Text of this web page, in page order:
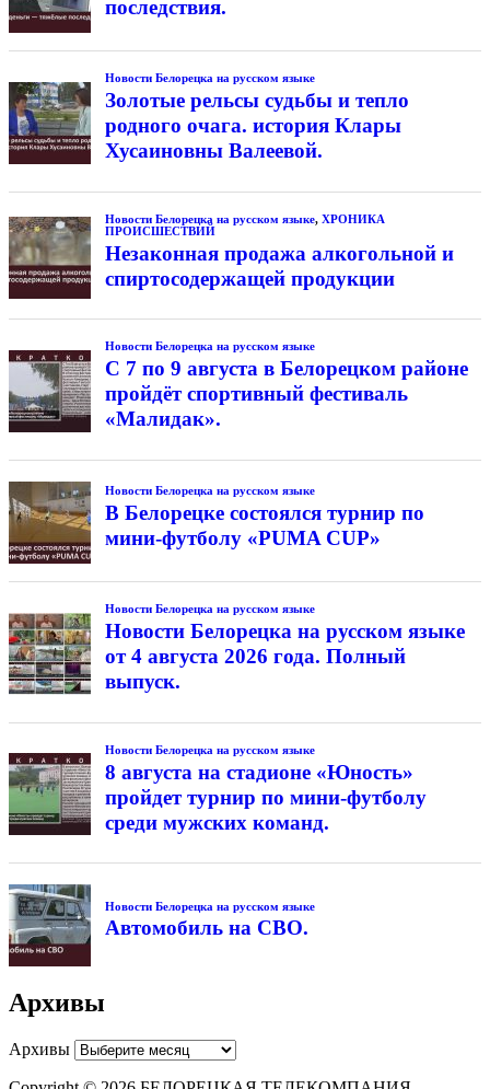
последствия.
Новости Белорецка на русском языке
Золотые рельсы судьбы и тепло
родного очага. история Клары
Хусаиновны Валеевой.
Новости Белорецка на русском языке, ХРОНИКА
ПРОИСШЕСТВИЙ
Незаконная продажа алкогольной и
спиртосодержащей продукции
Новости Белорецка на русском языке
С 7 по 9 августа в Белорецком районе
пройдёт спортивный фестиваль
«Малидак».
Новости Белорецка на русском языке
В Белорецке состоялся турнир по
мини-футболу «PUMA CUP»
Новости Белорецка на русском языке
Новости Белорецка на русском языке
от 4 августа 2026 года. Полный
выпуск.
Новости Белорецка на русском языке
8 августа на стадионе «Юность»
пройдет турнир по мини-футболу
среди мужских команд.
Новости Белорецка на русском языке
Автомобиль на СВО.
Архивы
Архивы